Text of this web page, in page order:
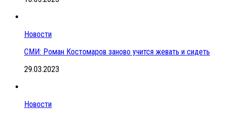
Новости
СМИ: Роман Костомаров заново учится жевать и сидеть
29.03.2023
Новости